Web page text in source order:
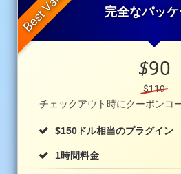
完全なパッ
$90
$119
チェックアウト時にクーポンコ
$150ドル相当のプラグイン
1時間料金